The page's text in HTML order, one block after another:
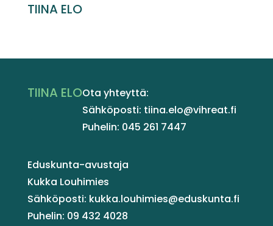
TIINA ELO
TIINA ELOOta yhteyttä:
Sähköposti: tiina.elo@vihreat.fi
Puhelin: 045 261 7447
Eduskunta-avustaja
Kukka Louhimies
Sähköposti: kukka.louhimies@eduskunta.fi
Puhelin: 09 432 4028